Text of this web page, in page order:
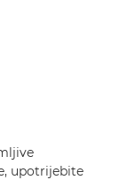
upotrijebite